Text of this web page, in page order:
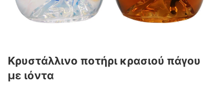
Κρυστάλλινο ποτήρι κρασιού πάγου
με ιόντα